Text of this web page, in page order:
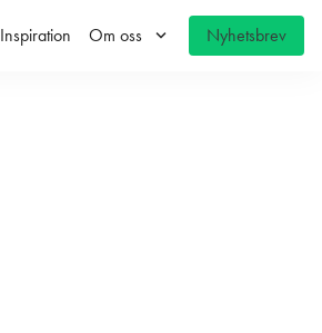
Inspiration Om oss keyboard_arrow_down Nyhetsbrev